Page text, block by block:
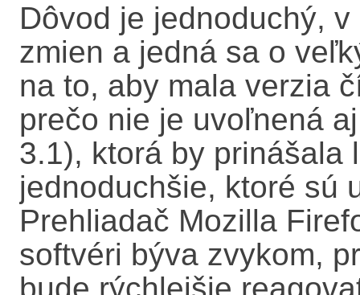
Dôvod je jednoduchý,
zmien a jedná sa o
na to, aby mala verzia
prečo nie je uvoľnená
3.1), ktorá by prinášala
jednoduchšie, ktoré sú
Prehliadač Mozilla
softvéri býva zvykom,